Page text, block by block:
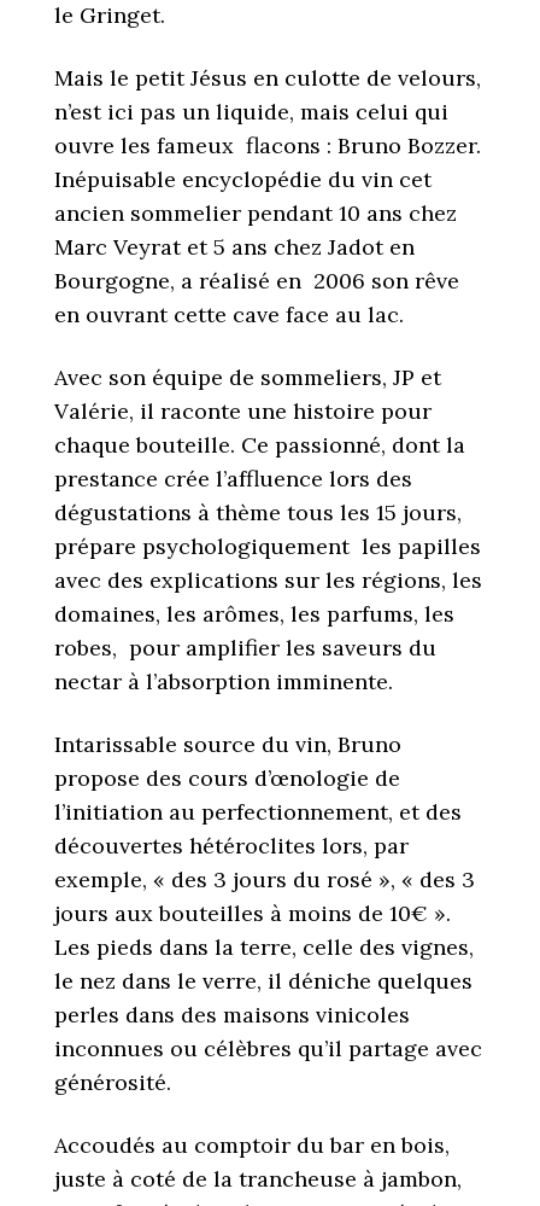
le Gringet.
Mais le petit Jésus en culotte de velours,
n’est ici pas un liquide, mais celui qui
ouvre les fameux flacons : Bruno Bozzer.
Inépuisable encyclopédie du vin cet
ancien sommelier pendant 10 ans chez
Marc Veyrat et 5 ans chez Jadot en
Bourgogne, a réalisé en 2006 son rêve
en ouvrant cette cave face au lac.
Avec son équipe de sommeliers, JP et
Valérie, il raconte une histoire pour
chaque bouteille. Ce passionné, dont la
prestance crée l’affluence lors des
dégustations à thème tous les 15 jours,
prépare psychologiquement les papilles
avec des explications sur les régions, les
domaines, les arômes, les parfums, les
robes, pour amplifier les saveurs du
nectar à l’absorption imminente.
Intarissable source du vin, Bruno
propose des cours d’œnologie de
l’initiation au perfectionnement, et des
découvertes hétéroclites lors, par
exemple, « des 3 jours du rosé », « des 3
jours aux bouteilles à moins de 10€ ».
Les pieds dans la terre, celle des vignes,
le nez dans le verre, il déniche quelques
perles dans des maisons vinicoles
inconnues ou célèbres qu’il partage avec
générosité.
Accoudés au comptoir du bar en bois,
juste à coté de la trancheuse à jambon,